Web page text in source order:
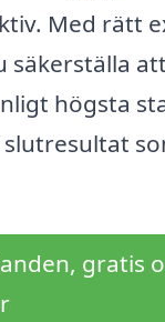
Med rätt
säkerställa
högsta
gratis